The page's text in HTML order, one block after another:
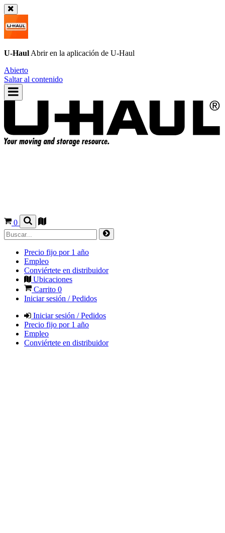
U-Haul Abrir en la aplicación de U-Haul
Abierto
Saltar al contenido
0
Precio fijo por 1 año
Empleo
Conviértete en distribuidor
Ubicaciones
Carrito 0
Iniciar sesión / Pedidos
Iniciar sesión / Pedidos
Precio fijo por 1 año
Empleo
Conviértete en distribuidor